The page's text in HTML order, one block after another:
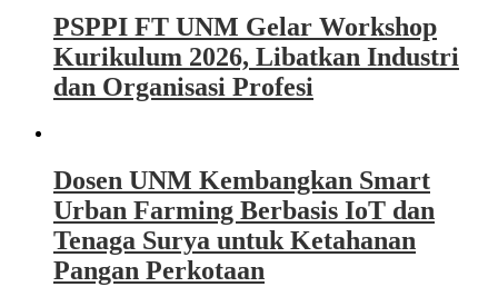
PSPPI FT UNM Gelar Workshop
Kurikulum 2026, Libatkan Industri
dan Organisasi Profesi
Dosen UNM Kembangkan Smart
Urban Farming Berbasis IoT dan
Tenaga Surya untuk Ketahanan
Pangan Perkotaan